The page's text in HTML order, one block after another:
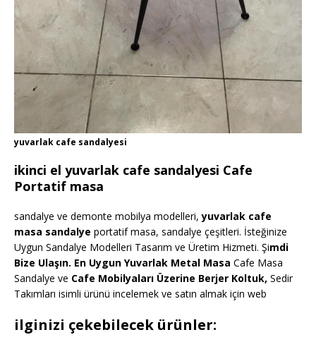
yuvarlak cafe sandalyesi
ikinci el yuvarlak cafe sandalyesi Cafe
Portatif masa
sandalye ve demonte mobilya modelleri,yuvarlak cafe
masa sandalye portatif masa, sandalye çeşitleri. İsteğinize
Uygun Sandalye Modelleri Tasarım ve Üretim Hizmeti. Şimdi
Bize Ulaşın. En Uygun Yuvarlak Metal Masa Cafe Masa
Sandalye ve Cafe Mobilyaları Üzerine Berjer Koltuk, Sedir
Takımları isimli ürünü incelemek ve satın almak için web
ilginizi çekebilecek ürünler: